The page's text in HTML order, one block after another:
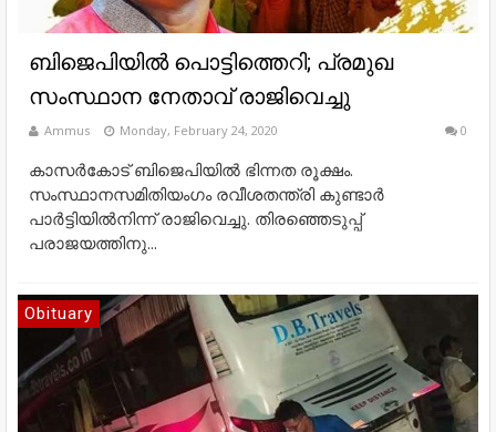
ബിജെപിയിൽ പൊട്ടിത്തെറി; പ്രമുഖ
സംസ്ഥാന നേതാവ് രാജിവെച്ചു
Ammus Monday, February 24, 2020 0
കാസര്‍കോട് ബിജെപിയില്‍ ഭിന്നത രൂക്ഷം.
സംസ്ഥാനസമിതിയംഗം രവീശതന്ത്രി കുണ്ടാര്‍
പാര്‍ട്ടിയില്‍നിന്ന് രാജിവെച്ചു. തിരഞ്ഞെടുപ്പ്
പരാജയത്തിനു...
Obituary